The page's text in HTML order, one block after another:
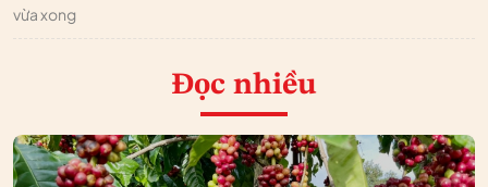
vừa xong
Đọc nhiều